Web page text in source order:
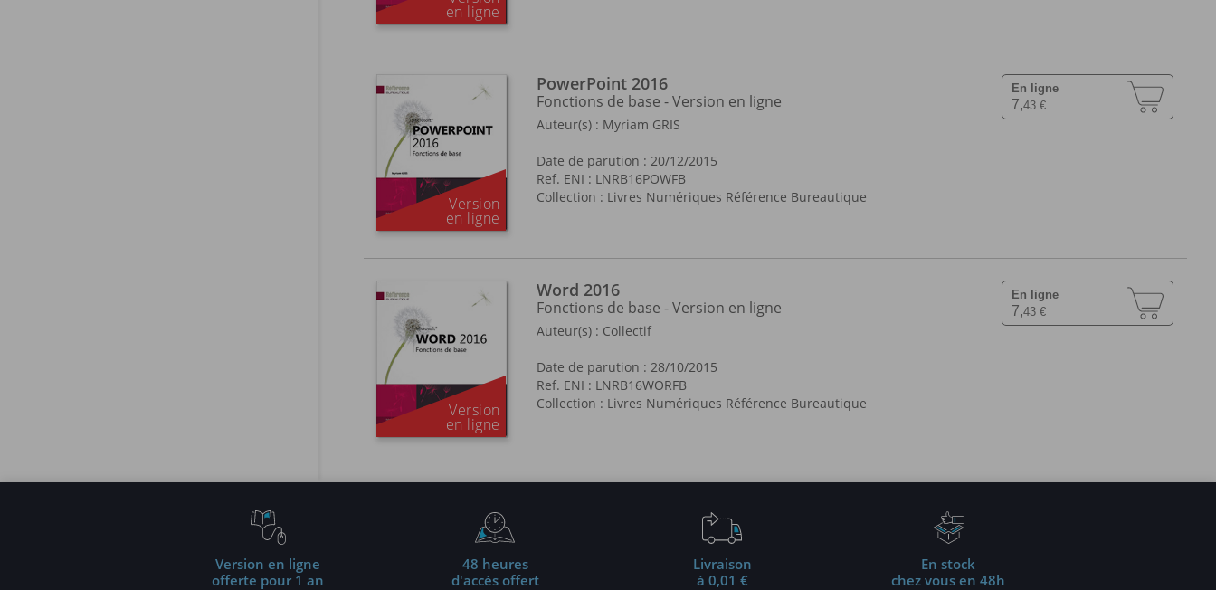
PowerPoint 2016
Fonctions de base - Version en ligne
Auteur(s) : Myriam GRIS
Date de parution : 20/12/2015
Ref. ENI : LNRB16POWFB
Collection : Livres Numériques Référence Bureautique
En ligne
7,43 €
Word 2016
Fonctions de base - Version en ligne
Auteur(s) : Collectif
Date de parution : 28/10/2015
Ref. ENI : LNRB16WORFB
Collection : Livres Numériques Référence Bureautique
En ligne
7,43 €
Version en ligne
offerte pour 1 an
48 heures
d'accès offert
Livraison
à 0,01 €
En stock
chez vous en 48h